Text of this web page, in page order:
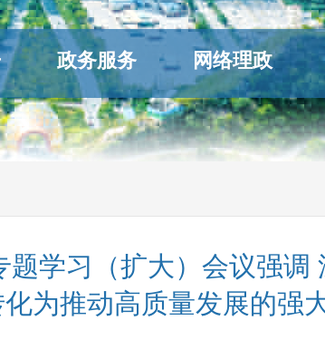
政务服务 网络理政
学习（扩大）会议强调
为推动高质量发展的强